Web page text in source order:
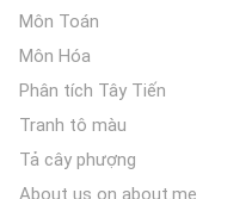
Môn Toán
Môn Hóa
Phân tích Tây Tiến
Tranh tô màu
Tả cây phượng
About us on about.me